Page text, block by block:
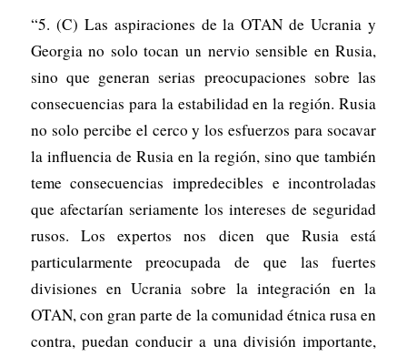
“5. (C) Las aspiraciones de la OTAN de Ucrania y
Georgia no solo tocan un nervio sensible en Rusia,
sino que generan serias preocupaciones sobre las
consecuencias para la estabilidad en la región. Rusia
no solo percibe el cerco y los esfuerzos para socavar
la influencia de Rusia en la región, sino que también
teme consecuencias impredecibles e incontroladas
que afectarían seriamente los intereses de seguridad
rusos. Los expertos nos dicen que Rusia está
particularmente preocupada de que las fuertes
divisiones en Ucrania sobre la integración en la
OTAN, con gran parte de la comunidad étnica rusa en
contra, puedan conducir a una división importante,